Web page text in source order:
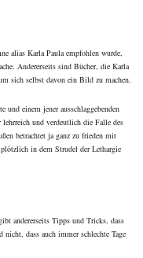
alias Karla Paulaempfohlen wurde,
Andererseits sind Bücher, die Karla
sich selbst davon ein Bild zu machen.
und einem jener ausschlaggebenden
und verdeutlich die Falle des
betrachtet ja ganz zu frieden mit
in dem Strudel der Lethargie
andererseits Tipps und Tricks, dass
dass auch immer schlechte Tage